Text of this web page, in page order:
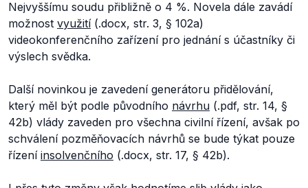
Nejvyššímu soudu přibližně o 4 %. Novela dále zavádí
možnost využití(.docx, str. 3, § 102a)
videokonferenčního zařízení pro jednání s účastníky či
výslech svědka.
Další novinkou je zavedení generátoru přidělování,
který měl být podle původního návrhu (.pdf, str. 14, §
42b) vlády zaveden pro všechna civilní řízení, avšak po
schválení pozměňovacích návrhů se bude týkat pouze
řízení insolvenčního (.docx, str. 17, § 42b).